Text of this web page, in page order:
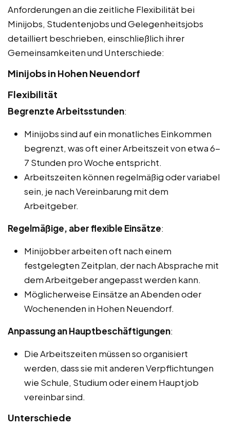
Anforderungen an die zeitliche Flexibilität bei
Minijobs, Studentenjobs und Gelegenheitsjobs
detailliert beschrieben, einschließlich ihrer
Gemeinsamkeiten und Unterschiede:
Minijobs in Hohen Neuendorf
Flexibilität
Begrenzte Arbeitsstunden:
Minijobs sind auf ein monatliches Einkommen
begrenzt, was oft einer Arbeitszeit von etwa 6-
7 Stunden pro Woche entspricht.
Arbeitszeiten können regelmäßig oder variabel
sein, je nach Vereinbarung mit dem
Arbeitgeber.
Regelmäßige, aber flexible Einsätze:
Minijobber arbeiten oft nach einem
festgelegten Zeitplan, der nach Absprache mit
dem Arbeitgeber angepasst werden kann.
Möglicherweise Einsätze an Abenden oder
Wochenenden in Hohen Neuendorf.
Anpassung an Hauptbeschäftigungen:
Die Arbeitszeiten müssen so organisiert
werden, dass sie mit anderen Verpflichtungen
wie Schule, Studium oder einem Hauptjob
vereinbar sind.
Unterschiede